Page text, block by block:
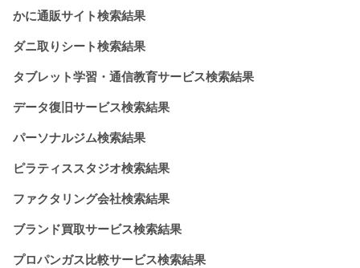
かに通販サイト検索結果
ダニ取りシート検索結果
タブレット学習・通信教育サービス検索結果
データ復旧サービス検索結果
パーソナルジム検索結果
ピラティススタジオ検索結果
ファクタリング会社検索結果
ブランド買取サービス検索結果
プロパンガス比較サービス検索結果